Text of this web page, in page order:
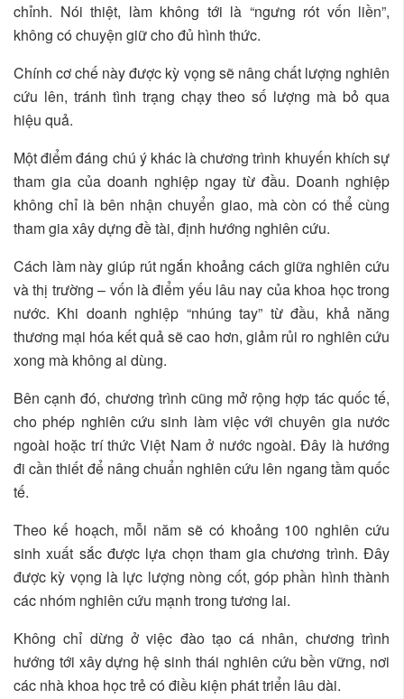
chỉnh. Nói thiệt, làm không tới là “ngưng rót vốn liền”,
không có chuyện giữ cho đủ hình thức.
Chính cơ chế này được kỳ vọng sẽ nâng chất lượng nghiên
cứu lên, tránh tình trạng chạy theo số lượng mà bỏ qua
hiệu quả.
Một điểm đáng chú ý khác là chương trình khuyến khích sự
tham gia của doanh nghiệp ngay từ đầu. Doanh nghiệp
không chỉ là bên nhận chuyển giao, mà còn có thể cùng
tham gia xây dựng đề tài, định hướng nghiên cứu.
Cách làm này giúp rút ngắn khoảng cách giữa nghiên cứu
và thị trường – vốn là điểm yếu lâu nay của khoa học trong
nước. Khi doanh nghiệp “nhúng tay” từ đầu, khả năng
thương mại hóa kết quả sẽ cao hơn, giảm rủi ro nghiên cứu
xong mà không ai dùng.
Bên cạnh đó, chương trình cũng mở rộng hợp tác quốc tế,
cho phép nghiên cứu sinh làm việc với chuyên gia nước
ngoài hoặc trí thức Việt Nam ở nước ngoài. Đây là hướng
đi cần thiết để nâng chuẩn nghiên cứu lên ngang tầm quốc
tế.
Theo kế hoạch, mỗi năm sẽ có khoảng 100 nghiên cứu
sinh xuất sắc được lựa chọn tham gia chương trình. Đây
được kỳ vọng là lực lượng nòng cốt, góp phần hình thành
các nhóm nghiên cứu mạnh trong tương lai.
Không chỉ dừng ở việc đào tạo cá nhân, chương trình
hướng tới xây dựng hệ sinh thái nghiên cứu bền vững, nơi
các nhà khoa học trẻ có điều kiện phát triển lâu dài.